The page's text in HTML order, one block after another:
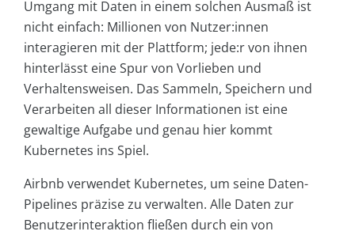
Umgang mit Daten in einem solchen Ausmaß ist
nicht einfach: Millionen von Nutzer:innen
interagieren mit der Plattform; jede:r von ihnen
hinterlässt eine Spur von Vorlieben und
Verhaltensweisen. Das Sammeln, Speichern und
Verarbeiten all dieser Informationen ist eine
gewaltige Aufgabe und genau hier kommt
Kubernetes ins Spiel.
Airbnb verwendet Kubernetes, um seine Daten-
Pipelines präzise zu verwalten. Alle Daten zur
Benutzerinteraktion fließen durch ein von